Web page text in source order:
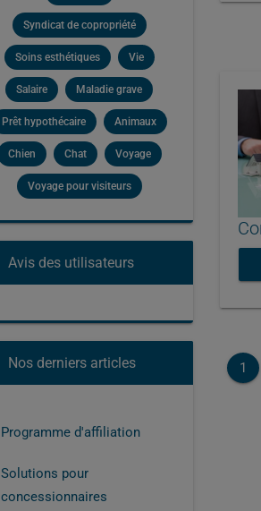
1
Syndicat de copropriété
Soins esthétiques Vie
Salaire Maladie grave
Prêt hypothécaire Animaux
Chien Chat Voyage
Voyage pour visiteurs
Avis des utilisateurs
Nos derniers articles
Programme d'affiliation
Solutions pour
concessionnaires